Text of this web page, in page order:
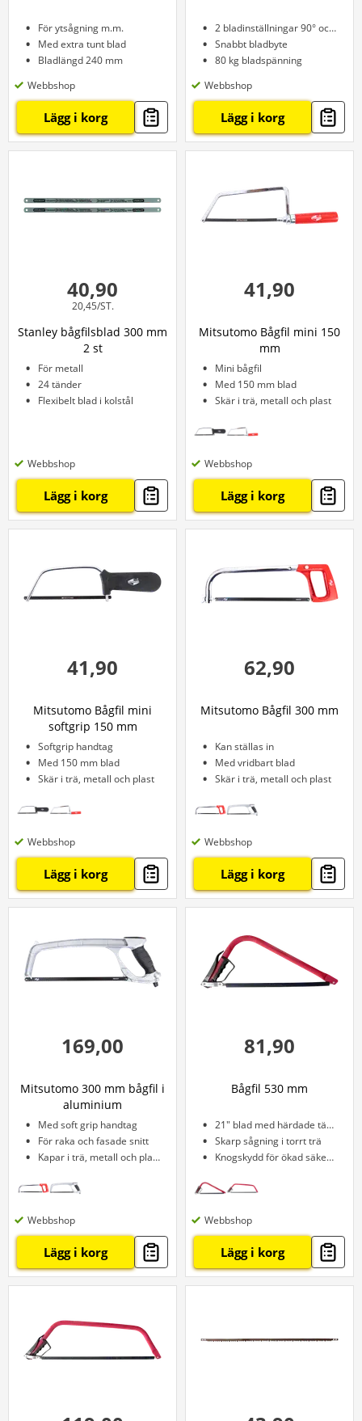
För ytsågning m.m.
Med extra tunt blad
Bladlängd 240 mm
Webbshop
Lägg i korg
2 bladinställningar 90° och 45°
Snabbt bladbyte
80 kg bladspänning
Webbshop
Lägg i korg
40,90
20,45/ST.
Stanley bågfilsblad 300 mm
2 st
För metall
24 tänder
Flexibelt blad i kolstål
Webbshop
Lägg i korg
41,90
Mitsutomo Bågfil mini 150
mm
Mini bågfil
Med 150 mm blad
Skär i trä, metall och plast
Webbshop
Lägg i korg
41,90
Mitsutomo Bågfil mini
softgrip 150 mm
Softgrip handtag
Med 150 mm blad
Skär i trä, metall och plast
Webbshop
Lägg i korg
62,90
Mitsutomo Bågfil 300 mm
Kan ställas in
Med vridbart blad
Skär i trä, metall och plast
Webbshop
Lägg i korg
169,00
Mitsutomo 300 mm bågfil i
aluminium
Med soft grip handtag
För raka och fasade snitt
Kapar i trä, metall och plast
Webbshop
Lägg i korg
81,90
Bågfil 530 mm
21" blad med härdade tänder
Skarp sågning i torrt trä
Knogskydd för ökad säkerhet
Webbshop
Lägg i korg